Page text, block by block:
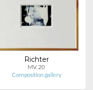
Richter
MV. 20
Composition.gallery